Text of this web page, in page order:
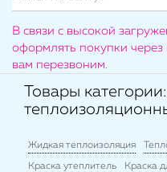
В связи с высокой
оформлять покупки
вам перезвоним.
Товары
Жидкая теплоизоляция
Краска утеплитель Краска